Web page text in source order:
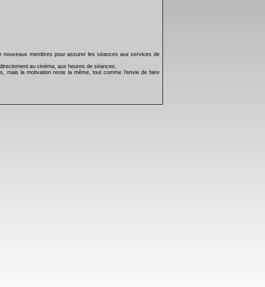
nouveaux membres pour assurer les séances aux services de
au cinéma, aux heures de séances.
mais la motivation reste la même, tout comme l'envie de faire